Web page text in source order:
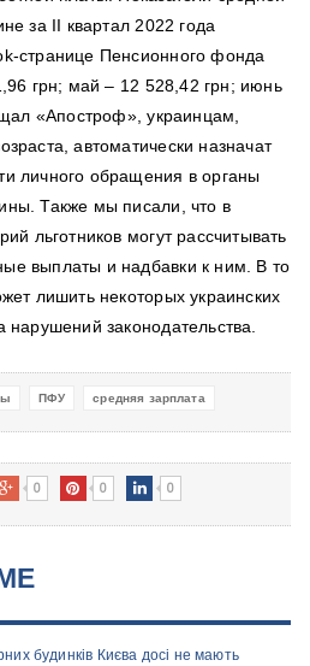
за ІІ квартал 2022 года
странице Пенсионного фонда
грн; май – 12 528,42 грн; июнь
«Апостроф», украинцам,
автоматически назначат
личного обращения в органы
Также мы писали, что в
льготников могут рассчитывать
выплаты и надбавки к ним. В то
лишить некоторых украинских
нарушений законодательства.
ПФУ средняя зарплата
0 0 0
будинків Києва досі не мають